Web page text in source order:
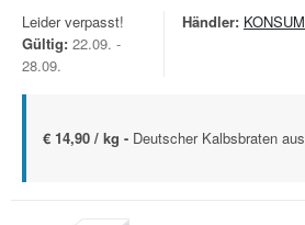
Leider verpasst!
Gültig: 22.09. -
28.09.
Händler: KONSUM
€ 14,90 / kg - Deutscher Kalbsbraten